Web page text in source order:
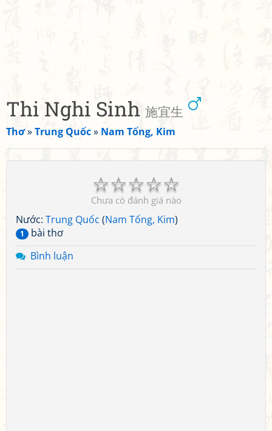
Thi Nghi Sinh 施宜生
Thơ»Trung Quốc» Nam Tống, Kim
☆
☆
☆
☆
☆
Chưa có đánh giá nào
Nước: Trung Quốc (Nam Tống, Kim)
1
bài thơ
Bình luận